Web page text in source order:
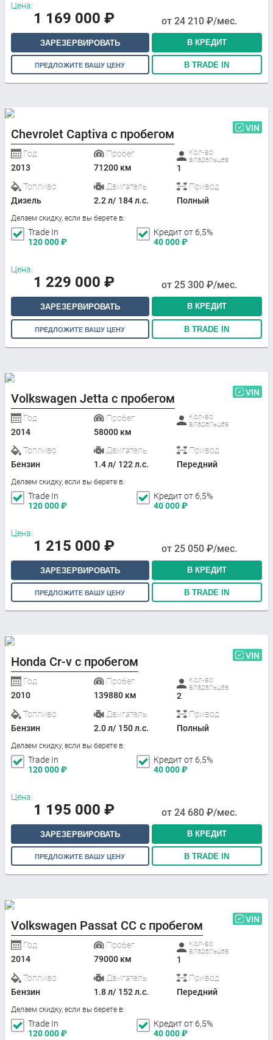
Цена:
1 169 000 ₽ от 24 210 ₽/мес.
ЗАРЕЗЕРВИРОВАТЬ В КРЕДИТ
ПРЕДЛОЖИТЕ ВАШУ ЦЕНУ В TRADE IN
Chevrolet Captiva с пробегом VIN
Год
2013
Пробег
71200 км
Кол-во
владельцев
1
Топливо
Дизель
Двигатель
2.2 л/ 184 л.с.
Привод
Полный
Делаем скидку, если вы берете в:
Trade In
120 000₽
Кредит от 6,5%
40 000₽
Цена:
1 229 000 ₽ от 25 300 ₽/мес.
ЗАРЕЗЕРВИРОВАТЬ В КРЕДИТ
ПРЕДЛОЖИТЕ ВАШУ ЦЕНУ В TRADE IN
Volkswagen Jetta с пробегом VIN
Год
2014
Пробег
58000 км
Кол-во
владельцев
Топливо
Бензин
Двигатель
1.4 л/ 122 л.с.
Привод
Передний
Делаем скидку, если вы берете в:
Trade In
120 000₽
Кредит от 6,5%
40 000₽
Цена:
1 215 000 ₽ от 25 050 ₽/мес.
ЗАРЕЗЕРВИРОВАТЬ В КРЕДИТ
ПРЕДЛОЖИТЕ ВАШУ ЦЕНУ В TRADE IN
Honda Cr-v с пробегом VIN
Год
2010
Пробег
139880 км
Кол-во
владельцев
2
Топливо
Бензин
Двигатель
2.0 л/ 150 л.с.
Привод
Полный
Делаем скидку, если вы берете в:
Trade In
120 000₽
Кредит от 6,5%
40 000₽
Цена:
1 195 000 ₽ от 24 680 ₽/мес.
ЗАРЕЗЕРВИРОВАТЬ В КРЕДИТ
ПРЕДЛОЖИТЕ ВАШУ ЦЕНУ В TRADE IN
Volkswagen Passat CC с пробегом VIN
Год
2014
Пробег
79000 км
Кол-во
владельцев
1
Топливо
Бензин
Двигатель
1.8 л/ 152 л.с.
Привод
Передний
Делаем скидку, если вы берете в:
Trade In
120 000₽
Кредит от 6,5%
40 000₽